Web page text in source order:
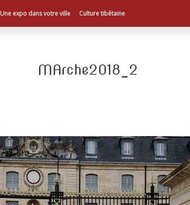
Une expo dans votre ville Culture tibétaine
MArche2018_2